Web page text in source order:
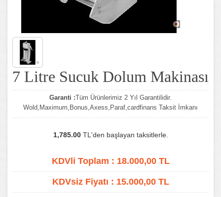
7 Litre Sucuk Dolum Makinası
Garanti :Tüm Ürünlerimiz 2 Yıl Garantilidir.
Wold,Maximum,Bonus,Axess,Paraf,cardfinans Taksit İmkanı
1,785.00TL'den başlayan taksitlerle.
KDVli Toplam : 18.000,00TL
KDVsiz Fiyatı : 15.000,00TL